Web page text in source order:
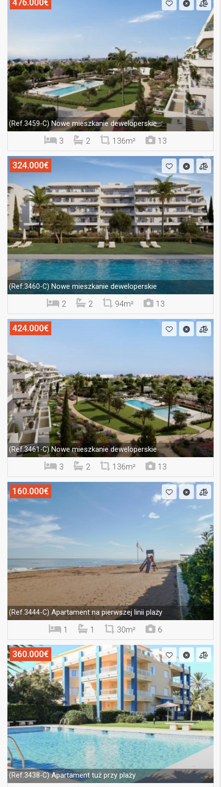
476.000€
(Ref.3459-C) Nowe mieszkanie deweloperskie
3 2 136m² 13
324.000€
(Ref.3460-C) Nowe mieszkanie deweloperskie
2 2 94m² 13
424.000€
(Ref.3461-C)Nowe mieszkanie deweloperskie
3 2 136m² 13
160.000€
(Ref.3444-C) Apartament na pierwszej linii plaży
1 1 30m² 6
360.000€
(Ref.3438-C)Apartament tuż przy plaży